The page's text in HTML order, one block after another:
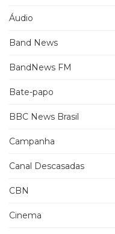
Áudio
Band News
BandNews FM
Bate-papo
BBC News Brasil
Campanha
Canal Descasadas
CBN
Cinema